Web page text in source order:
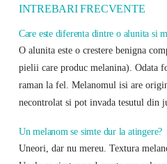
INTREBARI FRECVENTE
Care este diferenta dintre o alunita si
O alunita este o crestere benigna
pielii care produc melanina). Odata
raman la fel. Melanomul isi are
necontrolat si pot invada tesutul din
Un melanom se simte dur la atingere?
Uneori, dar nu mereu. Textura